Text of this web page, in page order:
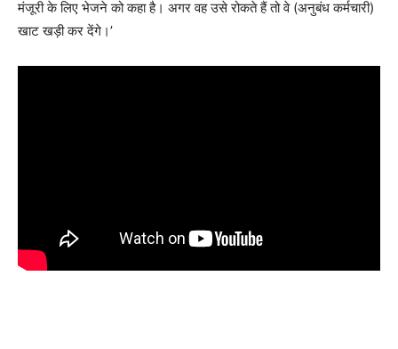
मंजूरी के लिए भेजने को कहा है। अगर वह उसे रोकते हैं तो वे (अनुबंध कर्मचारी)
खाट खड़ी कर देंगे।’